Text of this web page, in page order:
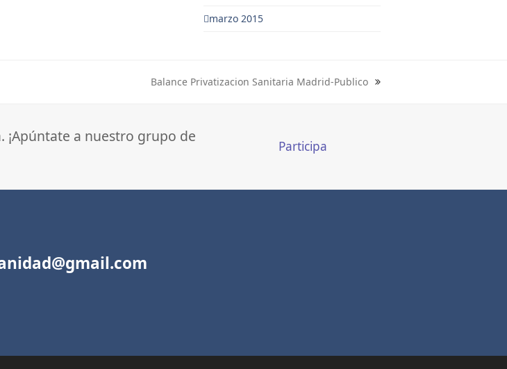
marzo 2015
Balance Privatizacion Sanitaria Madrid-Publico
¡Apúntate a nuestro grupo de
Participa